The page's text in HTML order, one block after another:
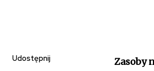
Udostępnij
Zasoby